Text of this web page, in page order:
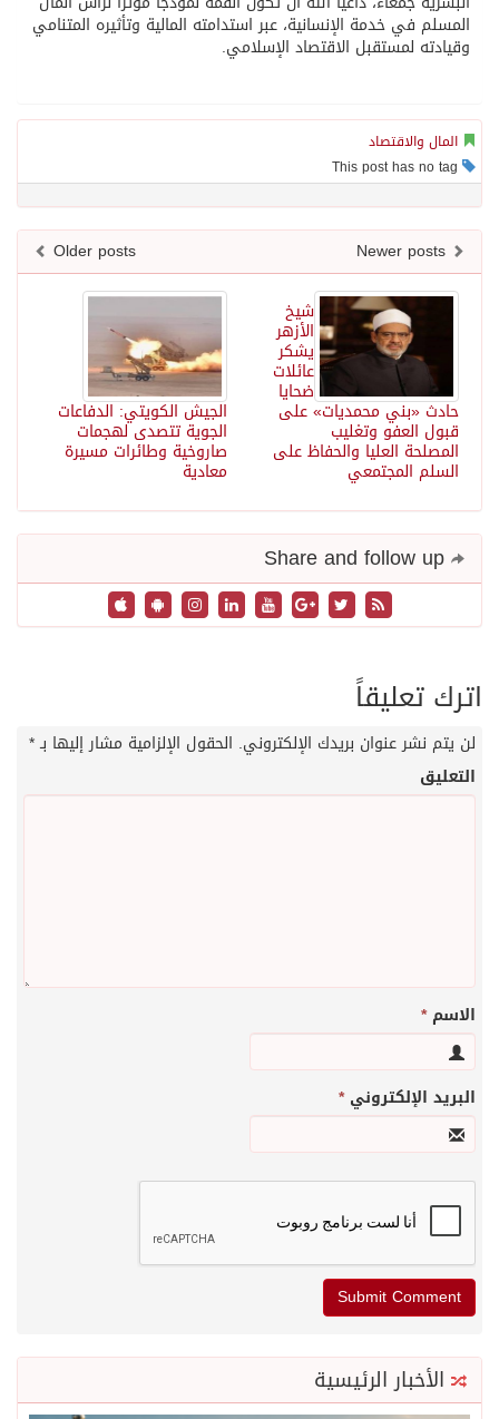
المسلم في خدمة الإنسانية، عبر استدامته المالية وتأثيره المتنامي
وقيادته لمستقبل الاقتصاد الإسلامي.
المال والاقتصاد
Older posts
الجيش الكويتي: الدفاعات
الجوية تتصدى لهجمات
صاروخية وطائرات مسيرة
معادية
شيخ
الأزهر
يشكر
عائلات
ضحايا
حادث «بني محمديات» على
قبول العفو وتغليب
المصلحة العليا والحفاظ على
السلم المجتمعي
اترك تعليقاً
لن يتم نشر عنوان بريدك الإلكتروني. الحقول الإلزامية مشار إليها بـ*
التعليق
الاسم*
البريد الإلكتروني*
الأخبار الرئيسية